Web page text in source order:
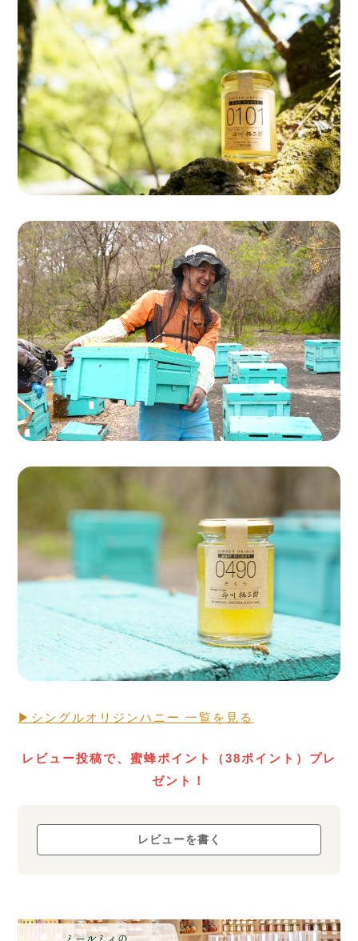
Single Origin Pure Honey
シングルオリジンハニー
とは
ハニーハンターが
買い付けした「新蜜」
RAW HONEY STORY
生蜂蜜
ローハニー
▶シングルオリジンハニー 一覧を見る
レビュー投稿で、蜜蜂ポイント（38ポイント）プレ
ゼント！
レビューを書く